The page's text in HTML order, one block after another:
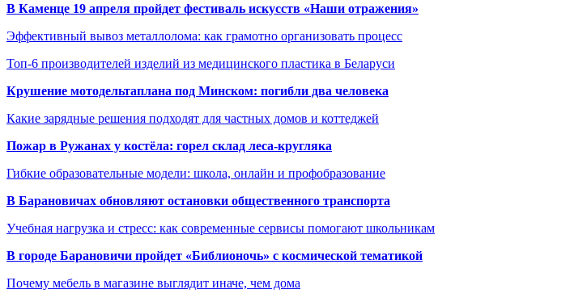
В Каменце 19 апреля пройдет фестиваль искусств «Наши отражения»
Эффективный вывоз металлолома: как грамотно организовать процесс
Топ-6 производителей изделий из медицинского пластика в Беларуси
Крушение мотодельтаплана под Минском: погибли два человека
Какие зарядные решения подходят для частных домов и коттеджей
Пожар в Ружанах у костёла: горел склад леса-кругляка
Гибкие образовательные модели: школа, онлайн и профобразование
В Барановичах обновляют остановки общественного транспорта
Учебная нагрузка и стресс: как современные сервисы помогают школьникам
В городе Барановичи пройдет «Библионочь» с космической тематикой
Почему мебель в магазине выглядит иначе, чем дома